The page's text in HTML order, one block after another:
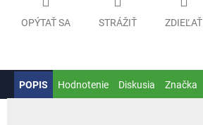
OPÝTAŤ SA STRÁŽIŤ ZDIEĽAŤ
POPIS Hodnotenie Diskusia Značka